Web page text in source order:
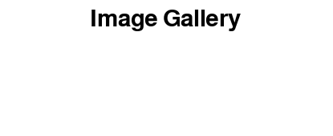
Image Gallery